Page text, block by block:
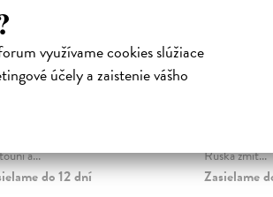
využívame cookies slúžiace
účely a zaistenie vášho
Krisztina| Kniha
a...
do 12 dní
Šklovského
vzpomínka
Ruska zmít...
Zasielame